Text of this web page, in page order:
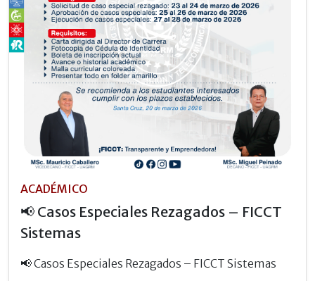
ACADÉMICO
📢 Casos Especiales Rezagados – FICCT
Sistemas
📢 Casos Especiales Rezagados – FICCT Sistemas